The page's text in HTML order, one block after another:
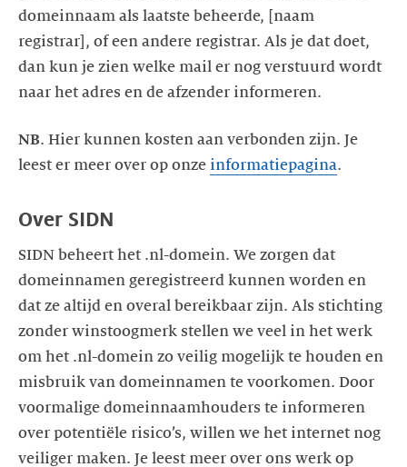
domeinnaam als laatste beheerde, [naam
registrar], of een andere registrar. Als je dat doet,
dan kun je zien welke mail er nog verstuurd wordt
NB. Hier kunnen kosten aan verbonden zijn. Je
leest er meer over op onze informatiepagina
SIDN beheert het .nl-domein. We zorgen dat
domeinnamen geregistreerd kunnen worden en
dat ze altijd en overal bereikbaar zijn. Als stichting
zonder winstoogmerk stellen we veel in het werk
om het .nl-domein zo veilig mogelijk te houden en
misbruik van domeinnamen te voorkomen. Door
voormalige domeinnaamhouders te informeren
over potentiële risico’s, willen we het internet nog
veiliger maken. Je leest meer over ons werk op